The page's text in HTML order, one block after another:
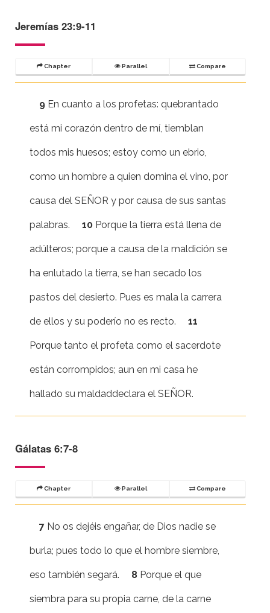
Jeremías 23:9-11
Chapter Parallel Compare
9 En cuanto a los profetas: quebrantado
está mi corazón dentro de mí, tiemblan
todos mis huesos; estoy como un ebrio,
como un hombre a quien domina el vino, por
causa del SEÑOR y por causa de sus santas
palabras. 10 Porque la tierra está llena de
adúlteros; porque a causa de la maldición se
ha enlutado la tierra, se han secado los
pastos del desierto. Pues es mala la carrera
de ellos y su poderío no es recto. 11
Porque tanto el profeta como el sacerdote
están corrompidos; aun en mi casa he
hallado su maldaddeclara el SEÑOR.
Gálatas 6:7-8
Chapter Parallel Compare
7 No os dejéis engañar, de Dios nadie se
burla; pues todo lo que el hombre siembre,
eso también segará. 8 Porque el que
siembra para su propia carne, de la carne